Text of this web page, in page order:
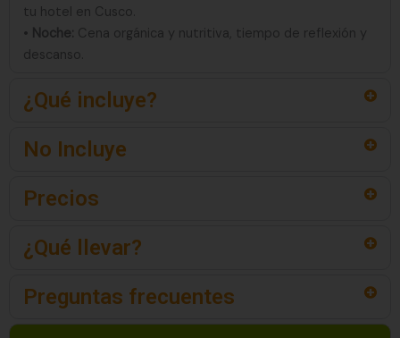
tu hotel en Cusco.
• Noche: Cena orgánica y nutritiva, tiempo de reflexión y
descanso.
¿Qué incluye?
No Incluye
Precios
¿Qué llevar?
Preguntas frecuentes